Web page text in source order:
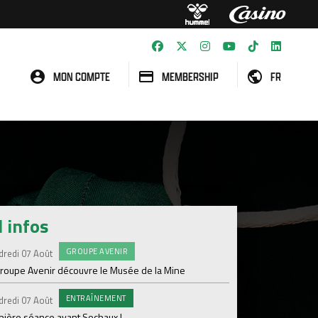
MON COMPTE MEMBERSHIP FR
infos
07 Août GROUPE AVENIR
Avenir découvre le Musée de la Mine
07 Août ENTRAÎNEMENT